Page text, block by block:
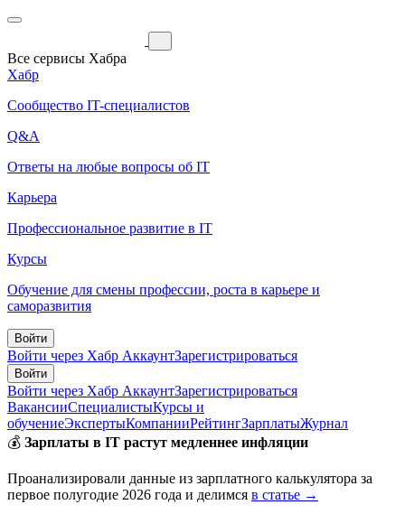
Все сервисы Хабра
Хабр
Сообщество IT-специалистов
Q&A
Ответы на любые вопросы об IT
Карьера
Профессиональное развитие в IT
Курсы
Обучение для смены профессии, роста в карьере и
саморазвития
Войти
Войти через Хабр АккаунтЗарегистрироваться
Войти
Войти через Хабр АккаунтЗарегистрироваться
ВакансииСпециалистыКурсы и
обучениеЭкспертыКомпанииРейтингЗарплатыЖурнал
💰 Зарплаты в IT растут медленнее инфляции
Проанализировали данные из зарплатного калькулятора за
первое полугодие 2026 года и делимся в статье →